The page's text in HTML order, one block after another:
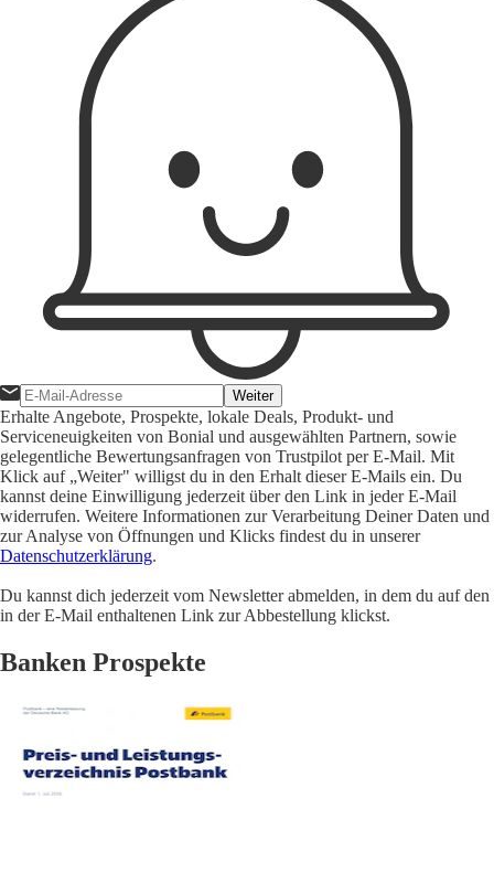
Weiter
Erhalte Angebote, Prospekte, lokale Deals, Produkt- und
Serviceneuigkeiten von Bonial und ausgewählten Partnern, sowie
gelegentliche Bewertungsanfragen von Trustpilot per E-Mail. Mit
Klick auf „Weiter" willigst du in den Erhalt dieser E-Mails ein. Du
kannst deine Einwilligung jederzeit über den Link in jeder E-Mail
widerrufen. Weitere Informationen zur Verarbeitung Deiner Daten und
zur Analyse von Öffnungen und Klicks findest du in unserer
Datenschutzerklärung.
Du kannst dich jederzeit vom Newsletter abmelden, in dem du auf den
in der E-Mail enthaltenen Link zur Abbestellung klickst.
Banken Prospekte